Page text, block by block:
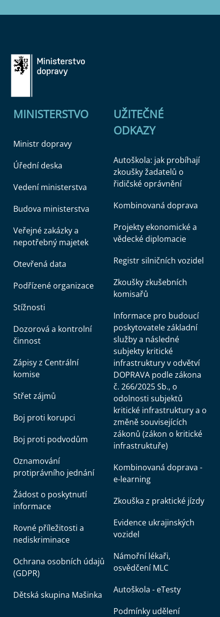
MINISTERSTVO
Ministr dopravy
Úřední deska
Vedení ministerstva
Budova ministerstva
Veřejné zakázky a
nepotřebný majetek
Otevřená data
Podřízené organizace
Stížnosti
Dozorová a kontrolní
činnost
Zápisy z Centrální
komise
Střet zájmů
Boj proti korupci
Boj proti podvodům
Oznamování
protiprávního jednání
Žádost o poskytnutí
informace
Rovné příležitosti a
nediskriminace
Ochrana osobních údajů
(GDPR)
Dětská skupina Mašinka
UŽITEČNÉ
ODKAZY
Autoškola: jak probíhají
zkoušky žadatelů o
řidičské oprávnění
Kombinovaná doprava
Projekty ekonomické a
vědecké diplomacie
Registr silničních vozidel
Zkoušky zkušebních
komisařů
Informace pro budoucí
poskytovatele základní
služby a následné
subjekty kritické
infrastruktury v odvětví
DOPRAVA podle zákona
č. 266/2025 Sb., o
odolnosti subjektů
kritické infrastruktury a o
změně souvisejících
zákonů (zákon o kritické
infrastruktuře)
Kombinovaná doprava -
e-learning
Zkouška z praktické jízdy
Evidence ukrajinských
vozidel
Námořní lékaři,
osvědčení MLC
Autoškola - eTesty
Podmínky udělení